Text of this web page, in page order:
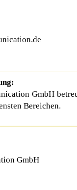
GmbH
Bereichen.
GmbH